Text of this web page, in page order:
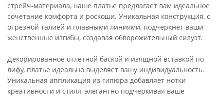
стрейч-материала, наше платье предлагает вам идеальное
сочетание комфорта и роскоши. Уникальная конструкция, с
отрезной талией и плавными линиями, подчеркнет ваши
женственные изгибы, создавая обворожительный силуэт.
Декорированное отлетной баской и изящной вставкой по
лифу, платье идеально выделяет вашу индивидуальность.
Уникальная аппликация из гипюра добавляет нотки
креативности и стиля, элегантно подчеркивая ваше